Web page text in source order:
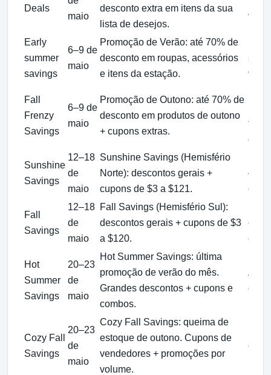
Deals
maio
desconto extra em itens da sua
lista de desejos.
você.
Early
summer
savings
6–9 de
maio
Promoção de Verão: até 70% de
desconto em roupas, acessórios
e itens da estação.
Fall
Frenzy
Savings
6–9 de
maio
Promoção de Outono: até 70% de
desconto em produtos de outono
+ cupons extras.
frio
Sunshine
Savings
12–18
de
maio
Sunshine Savings (Hemisfério
Norte): descontos gerais +
cupons de $3 a $121.
—
Fall
Savings
12–18
de
maio
Fall Savings (Hemisfério Sul):
descontos gerais + cupons de $3
a $120.
Hot
Summer
Savings
20–23
de
maio
Hot Summer Savings: última
promoção de verão do mês.
Grandes descontos + cupons e
combos.
que
Cozy Fall
Savings
20–23
de
maio
Cozy Fall Savings: queima de
estoque de outono. Cupons de
vendedores + promoções por
volume.